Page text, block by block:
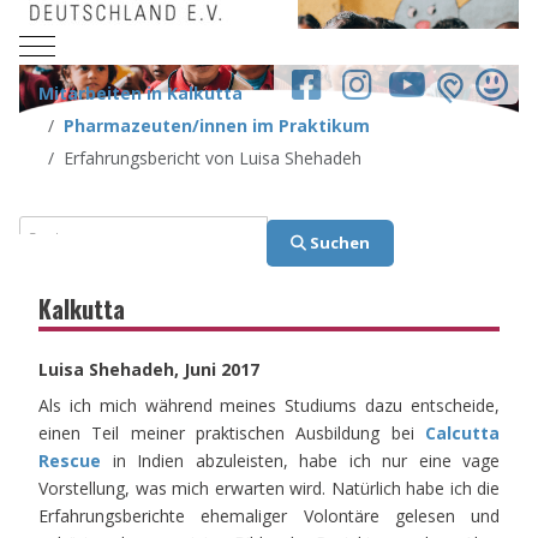
Mobile Menu Toggle
Mitarbeiten in Kalkutta
Pharmazeuten/innen im Praktikum
Erfahrungsbericht von Luisa Shehadeh
Suchen
Suchen
Kalkutta
Luisa Shehadeh, Juni 2017
Als ich mich während meines Studiums dazu entscheide,
einen Teil meiner praktischen Ausbildung bei Calcutta
Rescue in Indien abzuleisten, habe ich nur eine vage
Vorstellung, was mich erwarten wird. Natürlich habe ich die
Erfahrungsberichte ehemaliger Volontäre gelesen und